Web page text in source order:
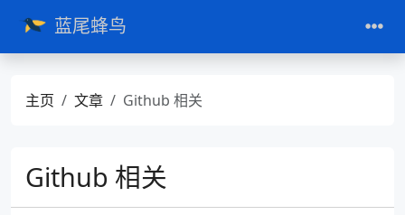
蓝尾蜂鸟
主页 文章 Github 相关
Github 相关